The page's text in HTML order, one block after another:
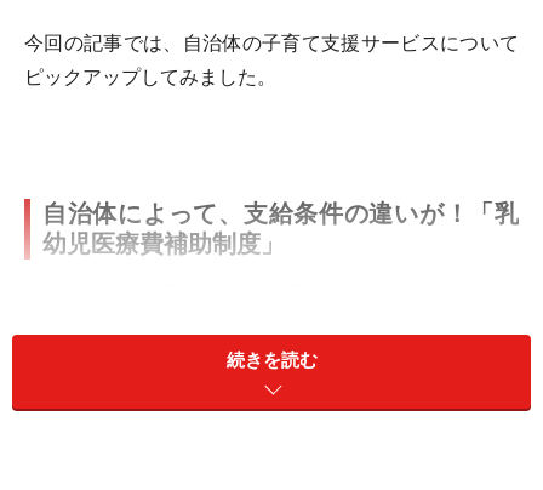
今回の記事では、自治体の子育て支援サービスについて
ピックアップしてみました。
自治体によって、支給条件の違いが！「乳
幼児医療費補助制度」
乳幼児が受けた医療費のうち、健康保険が適用された自
続きを読む